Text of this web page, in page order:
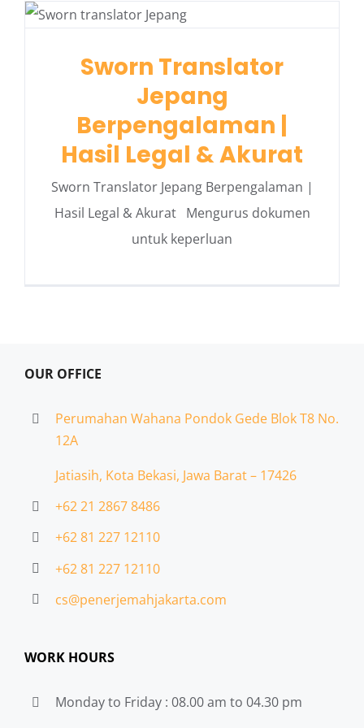
Sworn Translator
Jepang
Berpengalaman |
Hasil Legal & Akurat
Sworn Translator Jepang Berpengalaman |
Hasil Legal & Akurat Mengurus dokumen
untuk keperluan
OUR OFFICE
Perumahan Wahana Pondok Gede Blok T8 No.
12A
Jatiasih, Kota Bekasi, Jawa Barat – 17426
+62 21 2867 8486
+62 81 227 12110
+62 81 227 12110
cs@penerjemahjakarta.com
WORK HOURS
Monday to Friday : 08.00 am to 04.30 pm